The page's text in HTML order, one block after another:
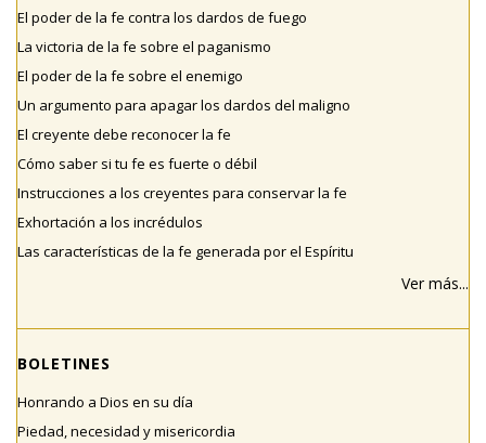
El poder de la fe contra los dardos de fuego
La victoria de la fe sobre el paganismo
El poder de la fe sobre el enemigo
Un argumento para apagar los dardos del maligno
El creyente debe reconocer la fe
Cómo saber si tu fe es fuerte o débil
Instrucciones a los creyentes para conservar la fe
Exhortación a los incrédulos
Las características de la fe generada por el Espíritu
Ver más...
BOLETINES
Honrando a Dios en su día
Piedad, necesidad y misericordia